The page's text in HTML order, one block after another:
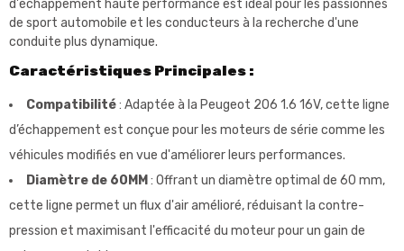
d'échappement haute performance est idéal pour les passionnés
de sport automobile et les conducteurs à la recherche d'une
conduite plus dynamique.
Caractéristiques Principales :
Compatibilité: Adaptée à la Peugeot 206 1.6 16V, cette ligne
d’échappement est conçue pour les moteurs de série comme les
véhicules modifiés en vue d'améliorer leurs performances.
Diamètre de 60MM : Offrant un diamètre optimal de 60 mm,
cette ligne permet un flux d'air amélioré, réduisant la contre-
pression et maximisant l'efficacité du moteur pour un gain de